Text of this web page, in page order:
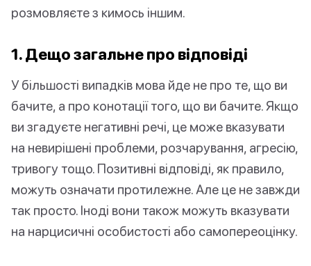
розмовляєте з кимось іншим.
1. Дещо загальне про відповіді
У більшості випадків мова йде не про те, що ви
бачите, а про конотації того, що ви бачите. Якщо
ви згадуєте негативні речі, це може вказувати
на невирішені проблеми, розчарування, агресію,
тривогу тощо. Позитивні відповіді, як правило,
можуть означати протилежне. Але це не завжди
так просто. Іноді вони також можуть вказувати
на нарцисичні особистості або самопереоцінку.